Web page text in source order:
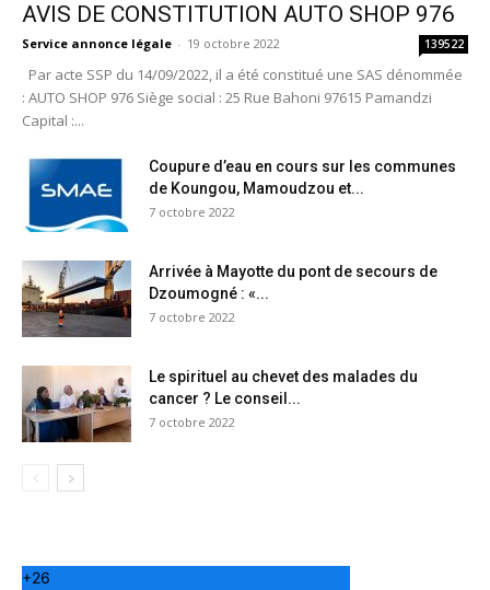
AVIS DE CONSTITUTION AUTO SHOP 976
Service annonce légale - 19 octobre 2022 139522
Par acte SSP du 14/09/2022, il a été constitué une SAS dénommée
: AUTO SHOP 976 Siège social : 25 Rue Bahoni 97615 Pamandzi
Capital :...
Coupure d’eau en cours sur les communes
de Koungou, Mamoudzou et...
7 octobre 2022
Arrivée à Mayotte du pont de secours de
Dzoumogné : «...
7 octobre 2022
Le spirituel au chevet des malades du
cancer ? Le conseil...
7 octobre 2022
+26